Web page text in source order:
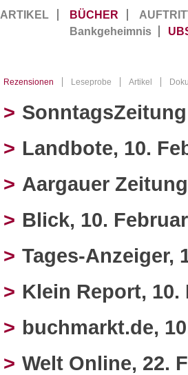
ARTIKEL BÜCHER
Bankgeheimnis
Rezensionen Leseprobe Artikel
>
> Landbote, 10.
> Aargauer
> Blick, 10.
> Tages-Anzeiger,
> Klein Report, 10.
> buchmarkt.de,
> Welt Online, 22.